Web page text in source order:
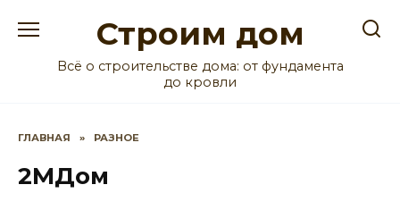
Строим дом
Всё о строительстве дома: от фундамента
до кровли
ГЛАВНАЯ » РАЗНОЕ
2МДом